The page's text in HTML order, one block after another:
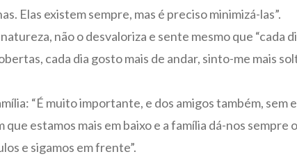
Elas existem sempre, mas é preciso minimizá-las”.
não o desvaloriza e sente mesmo que “cada
cada dia gosto mais de andar, sinto-me mais
“É muito importante, e dos amigos também, sem
estamos mais em baixo e a família dá-nos sempre
e sigamos em frente”.